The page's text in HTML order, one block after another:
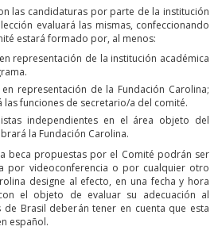
las candidaturas por parte de la institución
evaluará las mismas, confeccionando
estará formado por, al menos:
representación de la institución académica
representación de la Fundación Carolina;
las funciones de secretario/a del comité.
independientes en el área objeto del
la Fundación Carolina.
beca propuestas por el Comité podrán ser
por videoconferencia o por cualquier otro
designe al efecto, en una fecha y hora
el objeto de evaluar su adecuación al
de Brasil deberán tener en cuenta que esta
español.